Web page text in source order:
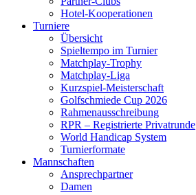
Hotel-Kooperationen
Turniere
Übersicht
Spieltempo im Turnier
Matchplay-Trophy
Matchplay-Liga
Kurzspiel-Meisterschaft
Golfschmiede Cup 2026
Rahmenausschreibung
RPR – Registrierte Privatrunde
World Handicap System
Turnierformate
Mannschaften
Ansprechpartner
Damen